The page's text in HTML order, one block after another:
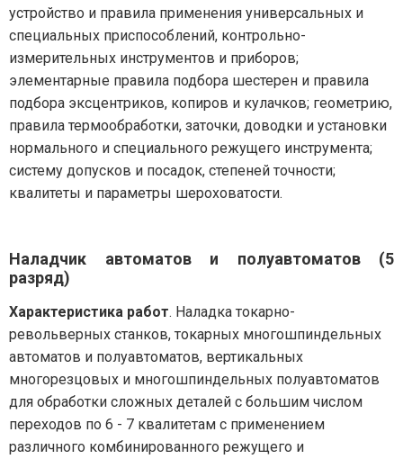
устройство и правила применения универсальных и
специальных приспособлений, контрольно-
измерительных инструментов и приборов;
элементарные правила подбора шестерен и правила
подбора эксцентриков, копиров и кулачков; геометрию,
правила термообработки, заточки, доводки и установки
нормального и специального режущего инструмента;
систему допусков и посадок, степеней точности;
квалитеты и параметры шероховатости.
Наладчик автоматов и полуавтоматов (5
разряд)
Характеристика работ. Наладка токарно-
револьверных станков, токарных многошпиндельных
автоматов и полуавтоматов, вертикальных
многорезцовых и многошпиндельных полуавтоматов
для обработки сложных деталей с большим числом
переходов по 6 - 7 квалитетам с применением
различного комбинированного режущего и